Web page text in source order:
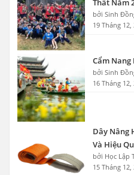
Thất Năm
bởi Sinh
19 Tháng 12,
Cẩm Nang
bởi Sinh
16 Tháng 12,
Dây Nâng
Và Hiệu
bởi Học Lập
15 Tháng 12,